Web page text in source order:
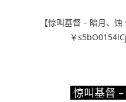
【惊叫基督 – 暗月、
￥
惊叫基督